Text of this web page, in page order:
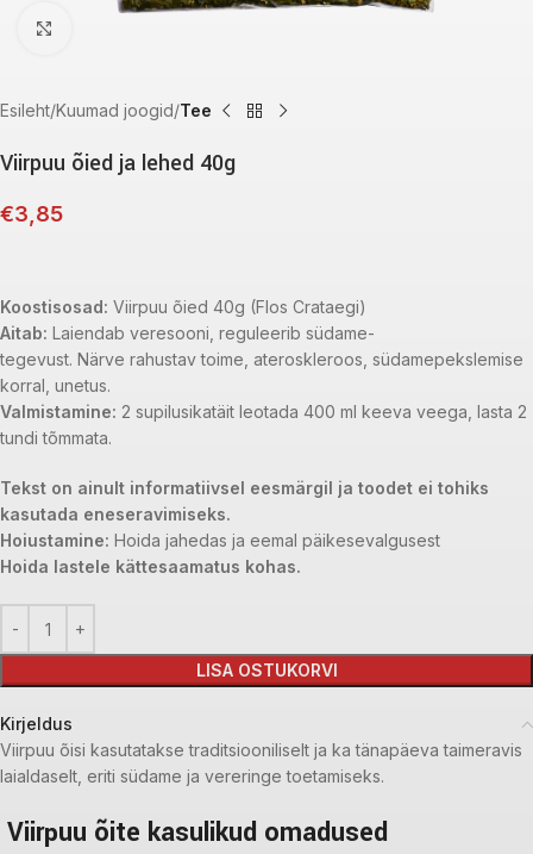
Esileht Kuumad joogid Tee
Viirpuu õied ja lehed 40g
€3,85
Koostisosad: Viirpuu õied 40g (Flos Crataegi)
Aitab: Laiendab veresooni, reguleerib südame-
tegevust. Närve rahustav toime, ateroskleroos, südamepekslemise
korral, unetus.
Valmistamine: 2 supilusikatäit leotada 400 ml keeva veega, lasta 2
tundi tõmmata.
Tekst on ainult informatiivsel eesmärgil ja toodet ei tohiks
kasutada eneseravimiseks.
Hoiustamine: Hoida jahedas ja eemal päikesevalgusest
Hoida lastele kättesaamatus kohas.
LISA OSTUKORVI
Kirjeldus
Viirpuu õisi kasutatakse traditsiooniliselt ja ka tänapäeva taimeravis
laialdaselt, eriti südame ja vereringe toetamiseks.
Viirpuu õite kasulikud omadused